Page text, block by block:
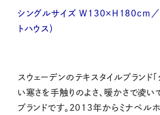
シングルサイズ W130×H180cm／ク
トハウス）
スウェーデンのテキスタイルブランド「
い寒さを手触りのよさ、暖かさで凌
ブランドです。2013年からミナペルホ